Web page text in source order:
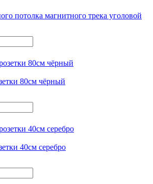
потолка магнитного трека уголовой
80см чёрный
40см серебро